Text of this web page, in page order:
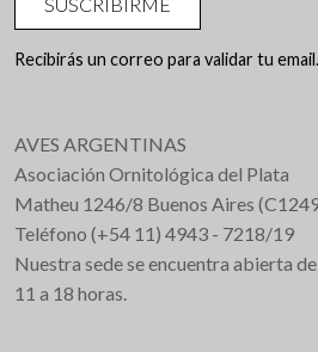
Recibirás un correo para validar tu email.
AVES ARGENTINAS
Asociación Ornitológica del Plata
Matheu 1246/8 Buenos Aires
Teléfono (+54 11) 4943 - 7218/19
Nuestra sede se encuentra abierta
11 a 18 horas.